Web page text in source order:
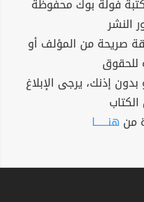
فولة بوك محفوظة
النشر
صريحة من المؤلف أو
للحقوق
إذنك، يرجى الإبلاغ
من هنــــــا